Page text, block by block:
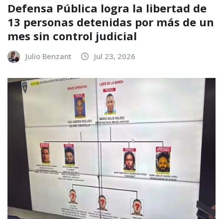
Defensa Pública logra la libertad de
13 personas detenidas por más de un
mes sin control judicial
Julio Benzant Jul 23, 2026